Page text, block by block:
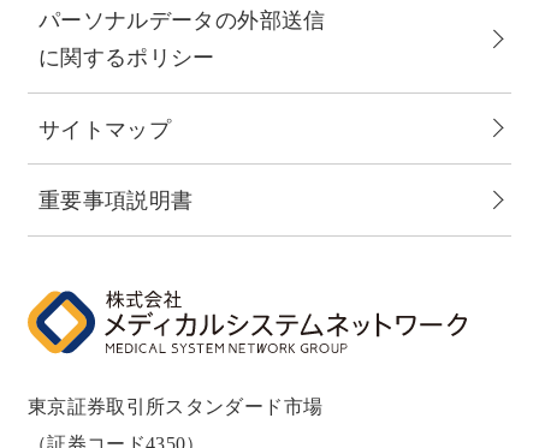
パーソナルデータの外部送信
に関するポリシー
サイトマップ
重要事項説明書
東京証券取引所スタンダード市場
（証券コード4350）